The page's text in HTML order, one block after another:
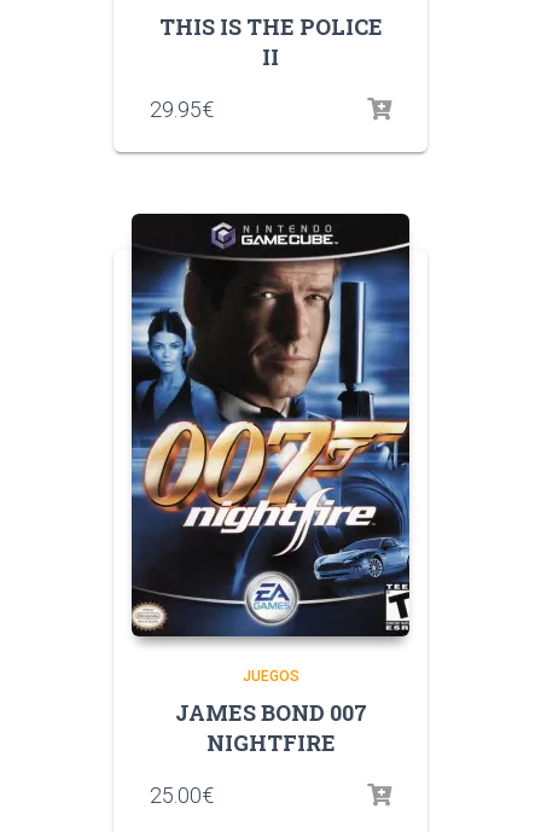
THIS IS THE POLICE
II
29.95€
JUEGOS
JAMES BOND 007
NIGHTFIRE
25.00€